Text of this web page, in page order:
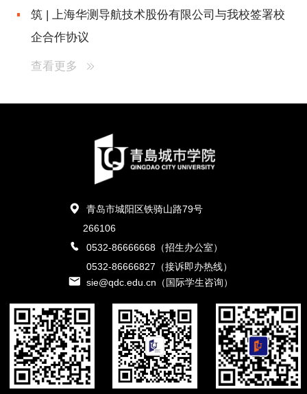
筑 | 上海华测导航技术股份有限公司与我校签署校
企合作协议
查看更多
青岛市城阳区铁骑山路79号
266106
0532-86666668（招生办公室）
0532-86666827（接诉即办热线）
sie@qdc.edu.cn（国际学生咨询）